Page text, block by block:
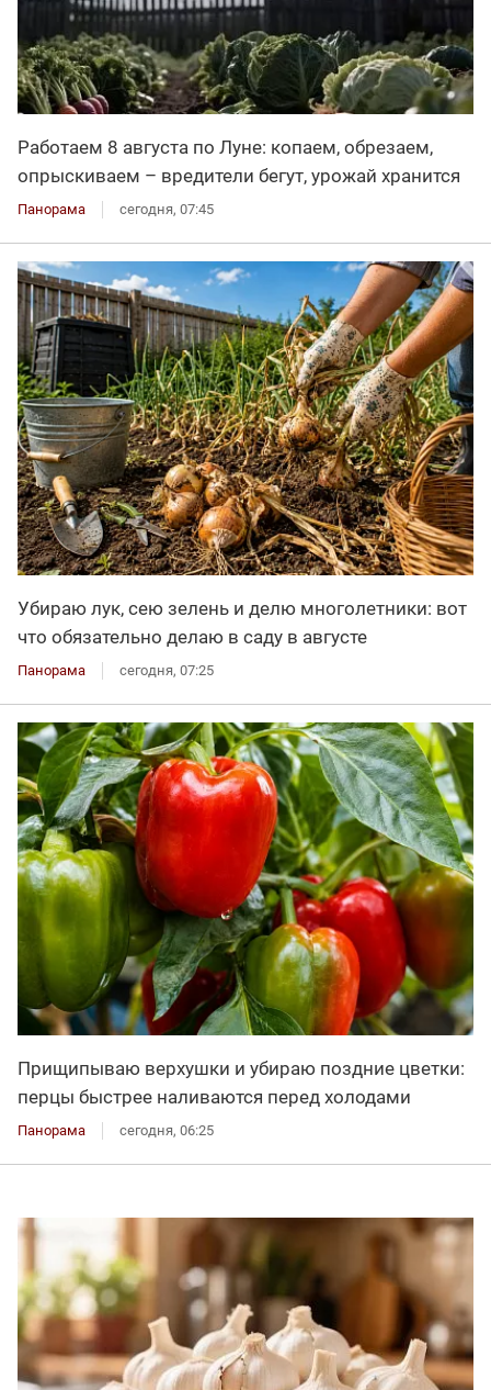
Работаем 8 августа по Луне: копаем, обрезаем,
опрыскиваем – вредители бегут, урожай хранится
Панорама сегодня, 07:45
Убираю лук, сею зелень и делю многолетники: вот
что обязательно делаю в саду в августе
Панорама сегодня, 07:25
Прищипываю верхушки и убираю поздние цветки:
перцы быстрее наливаются перед холодами
Панорама сегодня, 06:25